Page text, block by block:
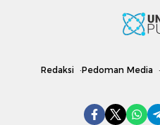
Redaksi Pedoman Media